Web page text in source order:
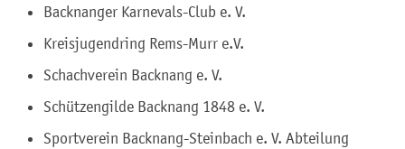
Backnanger Karnevals-Club e. V.
Kreisjugendring Rems-Murr e.V.
Schachverein Backnang e. V.
Schützengilde Backnang 1848 e. V.
Sportverein Backnang-Steinbach e. V. Abteilung